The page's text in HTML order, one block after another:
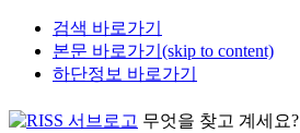
검색 바로가기
본문 바로가기(skip to content)
하단정보 바로가기
무엇을 찾고 계세요?